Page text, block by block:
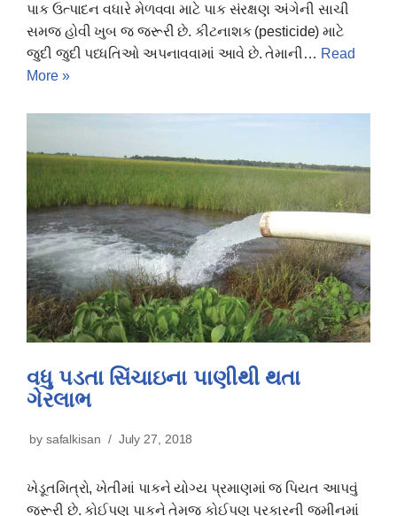
પાક ઉત્પાદન વધારે મેળવવા માટે પાક સંરક્ષણ અંગેની સાચી
સમજ હોવી ખુબ જ જરૂરી છે. કીટનાશક (pesticide) માટે
જુદી જુદી પધ્ધતિઓ અપનાવવામાં આવે છે. તેમાની… Read
More »
વધુ પડતા સિંચાઇના પાણીથી થતા
ગેરલાભ
by safalkisan July 27, 2018
ખેડૂતમિત્રો, ખેતીમાં પાકને યોગ્ય પ્રમાણમાં જ પિયત આપવું
જરૂરી છે. કોઈપણ પાકને તેમજ કોઈપણ પ્રકારની જમીનમાં